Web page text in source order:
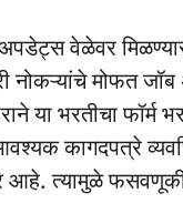
वेळेवर
मोफत जॉब
या भरतीचा फॉर्म
कागदपत्रे
आहे. त्यामुळे